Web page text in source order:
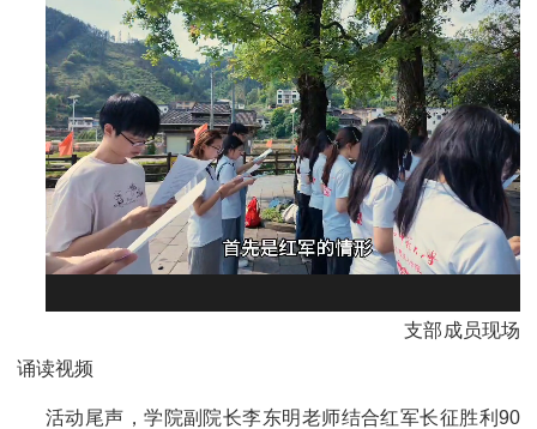
支部成员现场
诵读视频
活动尾声，学院副院长李东明老师结合红军长征胜利90